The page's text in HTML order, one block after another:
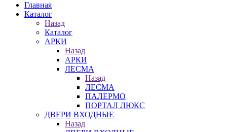
Главная
Каталог
Назад
Каталог
АРКИ
Назад
АРКИ
ЛЕСМА
Назад
ЛЕСМА
ПАЛЕРМО
ПОРТАЛ ЛЮКС
ДВЕРИ ВХОДНЫЕ
Назад